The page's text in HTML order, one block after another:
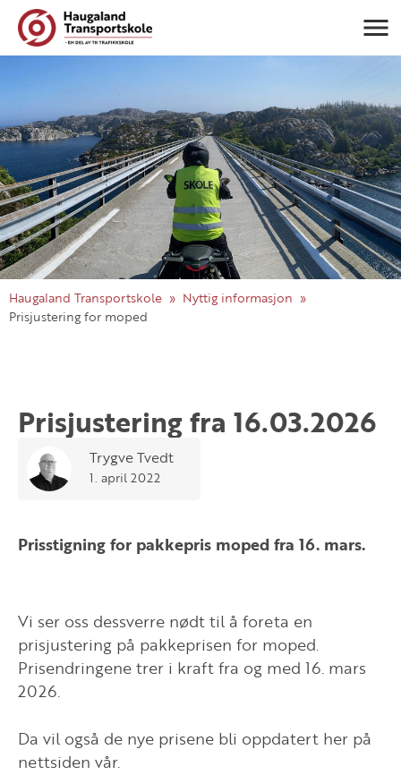
Haugaland Transportskole
Nyttig informasjon
Prisjustering for moped
Prisjustering fra 16.03.2026
Trygve Tvedt
1. april 2022
Prisstigning for pakkepris moped fra 16. mars.
Vi ser oss dessverre nødt til å foreta en
prisjustering på pakkeprisen for moped.
Prisendringene trer i kraft fra og med 16. mars
2026.
Da vil også de nye prisene bli oppdatert her på
nettsiden vår.